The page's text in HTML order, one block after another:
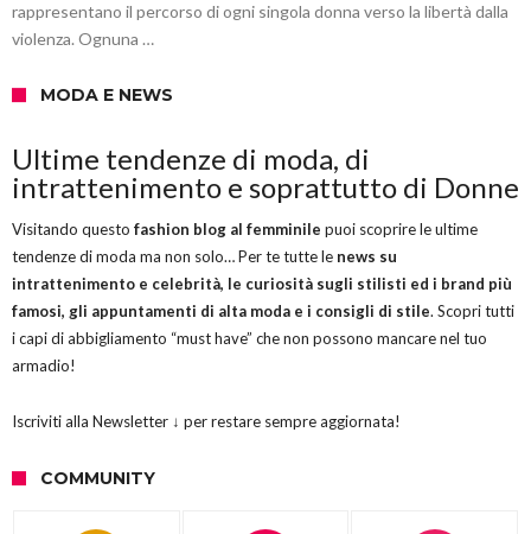
rappresentano il percorso di ogni singola donna verso la libertà dalla
violenza. Ognuna …
MODA E NEWS
Ultime tendenze di moda, di
intrattenimento e soprattutto di Donne
Visitando questo fashion blog al femminile puoi scoprire le ultime
tendenze di moda ma non solo… Per te tutte le news su
intrattenimento e celebrità, le curiosità sugli stilisti ed i brand più
famosi, gli appuntamenti di alta moda e i consigli di stile. Scopri tutti
i capi di abbigliamento “must have” che non possono mancare nel tuo
armadio!
Iscriviti alla Newsletter ↓ per restare sempre aggiornata!
COMMUNITY